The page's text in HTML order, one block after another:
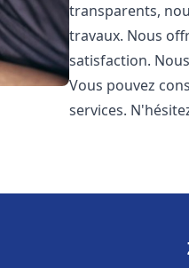
transparents,
travaux. Nous
satisfaction.
Vous pouvez
services.